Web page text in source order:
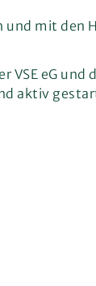
mit den
eG und
aktiv